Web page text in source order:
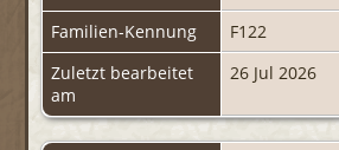
Familien-Kennung
F122
Zuletzt bearbeitet
am
26 Jul 2026